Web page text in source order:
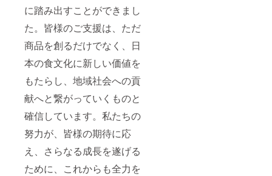
に踏み出すことができまし
た。皆様のご支援は、ただ
商品を創るだけでなく、日
本の食文化に新しい価値を
もたらし、地域社会への貢
献へと繋がっていくものと
確信しています。私たちの
努力が、皆様の期待に応
え、さらなる成長を遂げる
ために、これからも全力を